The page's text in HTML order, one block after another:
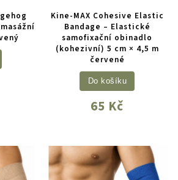
Kine-MAX Cohesive Elastic
Bandage – Elastické
samofixační obinadlo
(kohezivní) 5 cm × 4,5 m
červené
65 Kč
Do košíku